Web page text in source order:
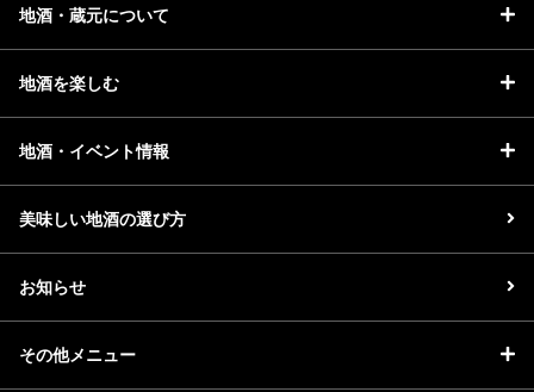
地酒・蔵元について
地酒を楽しむ
地酒・イベント情報
美味しい地酒の選び方
お知らせ
その他メニュー